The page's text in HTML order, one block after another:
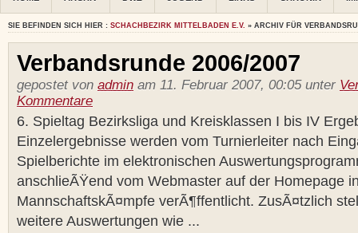
SIE BEFINDEN SICH HIER : SCHACHBEZIRK MITTELBADEN E.V. » ARCHIV FÜR
Verbandsrunde 2006/2007
gepostet von admin am 11. Februar 2007, 00:05 unter
Kommentare
6. Spieltag Bezirksliga und Kreisklassen I bis IV
Einzelergebnisse werden vom Turnierleiter nach
Spielberichte im elektronischen
anschlieÃŸend vom Webmaster auf der Homepage
MannschaftskÃ¤mpfe verÃ¶ffentlicht. ZusÃ¤tzlich
weitere Auswertungen wie ...